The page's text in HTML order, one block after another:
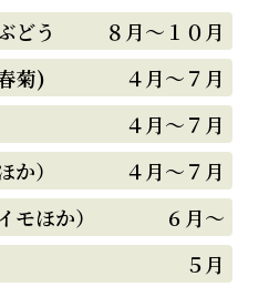
どう
８月～１０月
菊)
４月～７月
４月～７月
）
４月～７月
モほか）
６月～
５月